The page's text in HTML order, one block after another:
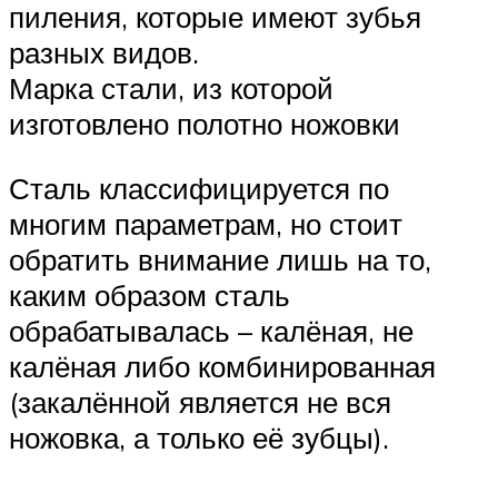
пиления, которые имеют зубья
разных видов.
Марка стали, из которой
изготовлено полотно ножовки
Сталь классифицируется по
многим параметрам, но стоит
обратить внимание лишь на то,
каким образом сталь
обрабатывалась – калёная, не
калёная либо комбинированная
(закалённой является не вся
ножовка, а только её зубцы).